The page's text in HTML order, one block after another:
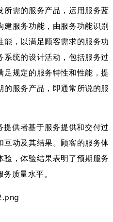
所需的服务产品，运用服务蓝
建服务功能，由服务功能识别
，以满足顾客需求的服务功
统的设计活动，包括服务过
规定的服务特性和性能，提
服务产品，即通常所说的服
提供者基于服务提供和交付过
互动及其结果。顾客的服务体
，体验结果表明了预期服务
质量水平。